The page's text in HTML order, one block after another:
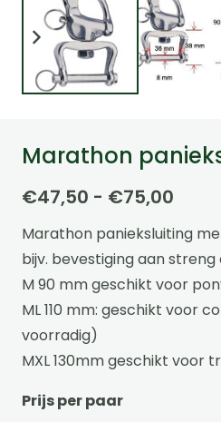
Marathon
€47,50 - €75,00
tot
Marathon panieksluiting
bijv. bevestiging aan streng
M 90 mm geschikt voor
ML 110 mm: geschikt voor
voorradig)
MXL 130mm geschikt voor
Prijs per paar